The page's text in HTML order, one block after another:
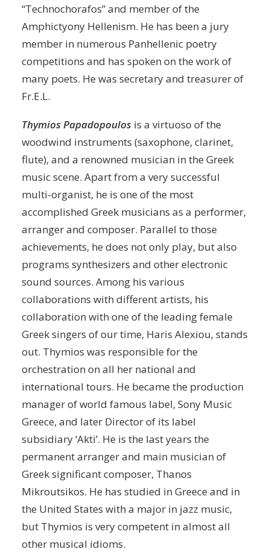
“Technochorafos” and member of the
Amphictyony Hellenism. He has been a jury
member in numerous Panhellenic poetry
competitions and has spoken on the work of
many poets. He was secretary and treasurer of
Fr.E.L.
Thymios Papadopoulos is a virtuoso of the
woodwind instruments (saxophone, clarinet,
flute), and a renowned musician in the Greek
music scene. Apart from a very successful
multi-organist, he is one of the most
accomplished Greek musicians as a performer,
arranger and composer. Parallel to those
achievements, he does not only play, but also
programs synthesizers and other electronic
sound sources. Among his various
collaborations with different artists, his
collaboration with one of the leading female
Greek singers of our time, Haris Alexiou, stands
out. Thymios was responsible for the
orchestration on all her national and
international tours. He became the production
manager of world famous label, Sony Music
Greece, and later Director of its label
subsidiary ‘Akti’. He is the last years the
permanent arranger and main musician of
Greek significant composer, Thanos
Mikroutsikos. He has studied in Greece and in
the United States with a major in jazz music,
but Thymios is very competent in almost all
other musical idioms.